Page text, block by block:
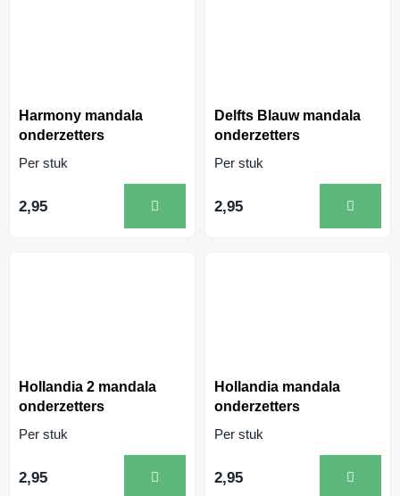
Harmony mandala
onderzetters
Per stuk
2,95
Delfts Blauw mandala
onderzetters
Per stuk
2,95
Hollandia 2 mandala
onderzetters
Per stuk
2,95
Hollandia mandala
onderzetters
Per stuk
2,95